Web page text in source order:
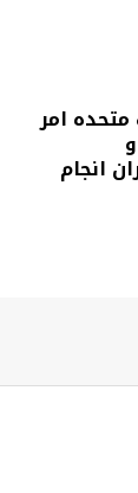
متحده امر
انجام